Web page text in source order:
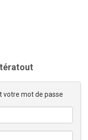
votre mot de passe